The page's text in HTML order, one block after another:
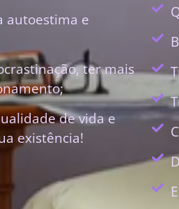
autoestima e
ter mais
de vida e
existência!